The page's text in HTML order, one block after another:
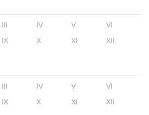
III IV V
VI
IX X XI XII
III IV V
VI
IX X XI XII